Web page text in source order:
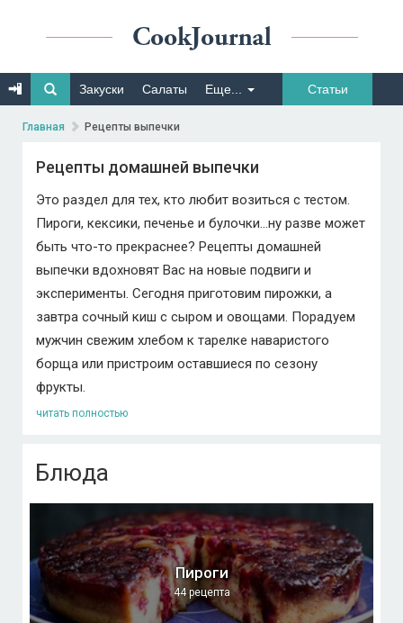
Закуски Салаты Еще... Статьи
Главная Рецепты выпечки
Рецепты домашней выпечки
Это раздел для тех, кто любит возиться с тестом.
Пироги, кексики, печенье и булочки...ну разве может
быть что-то прекраснее? Рецепты домашней
выпечки вдохновят Вас на новые подвиги и
эксперименты. Сегодня приготовим пирожки, а
завтра сочный киш с сыром и овощами. Порадуем
мужчин свежим хлебом к тарелке наваристого
борща или пристроим оставшиеся по сезону
фрукты.
читать полностью
Блюда
Пироги
44 рецепта